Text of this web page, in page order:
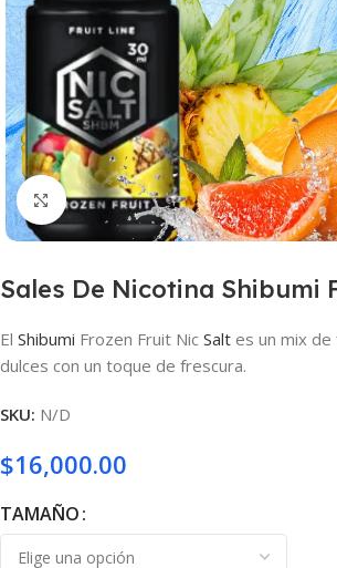
Haga clic para ampliar
Sales De Nicotina Shibumi
El Shibumi Frozen Fruit Nic Salt es un mix
dulces con un toque de frescura.
SKU: N/D
$16,000.00
TAMAÑO